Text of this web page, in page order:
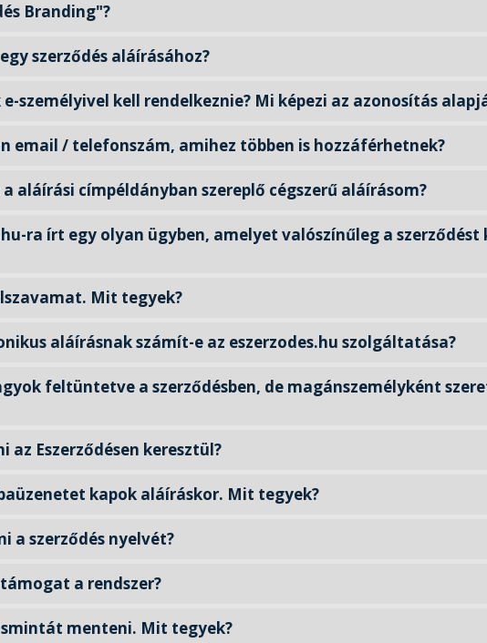
Branding"?
szerződés aláírásához?
személyivel kell rendelkeznie? Mi képezi az azonosítás
email / telefonszám, amihez többen is hozzáférhetnek?
aláírási címpéldányban szereplő cégszerű aláírásom?
ra írt egy olyan ügyben, amelyet valószínűleg a
Mit tegyek?
aláírásnak számít-e az eszerzodes.hu szolgáltatása?
feltüntetve a szerződésben, de magánszemélyként
az Eszerződésen keresztül?
kapok aláíráskor. Mit tegyek?
a szerződés nyelvét?
a rendszer?
menteni. Mit tegyek?